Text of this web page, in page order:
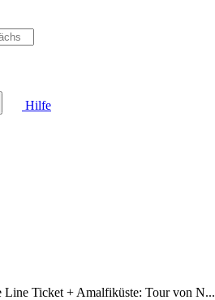
Hilfe
Line Ticket + Amalfiküste: Tour von N...